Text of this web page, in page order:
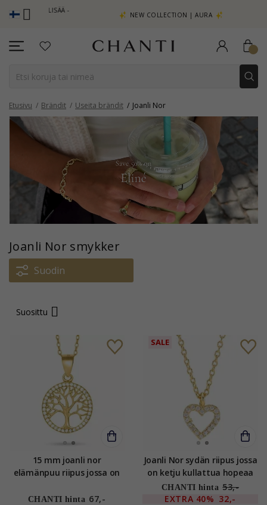
LISÄÄ -
NEW COLLECTION | AURA
Etusivu Brändit Useita brändit Joanli Nor
Joanli Nor smykker
Suodin
Suosittu
15 mm joanli nor
elämänpuu riipus jossa on
valkoinen zirkoni
CHANTI hinta 67,-
SALE
Joanli Nor sydän riipus jossa
on ketju kullattua hopeaa
valkoinen zirkoni
CHANTI hinta 53,-
EXTRA 40% 32,-